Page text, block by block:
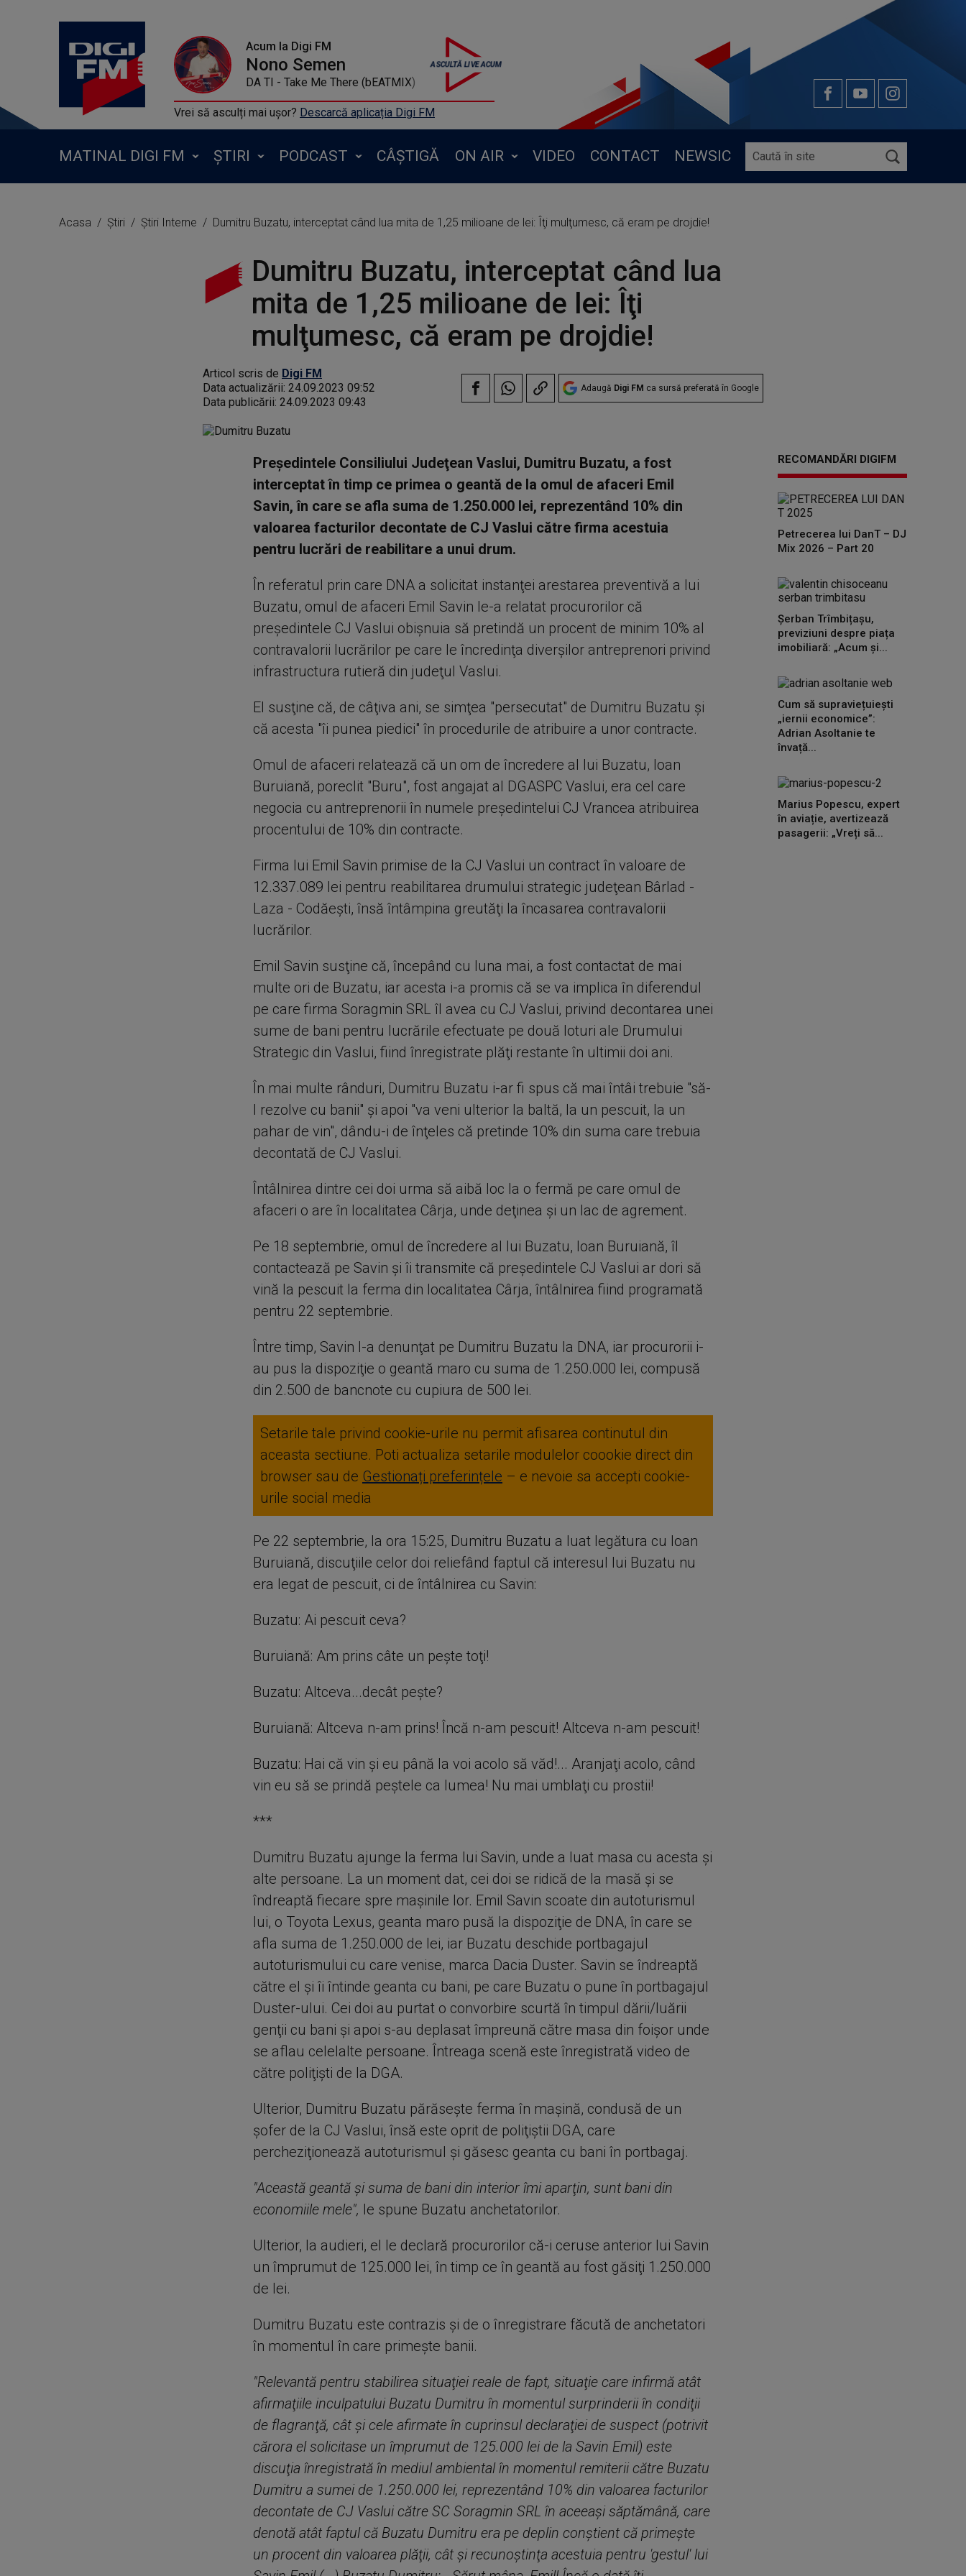
Acum la Digi FM
Nono Semen
DA TI - Take Me There (bEATMIX)
Vrei să asculți mai ușor? Descarcă aplicația Digi FM
MATINAL DIGI FM ȘTIRI PODCAST CÂȘTIGĂ ON AIR VIDEO CONTACT NEWSIC
Acasa Știri Știri Interne Dumitru Buzatu, interceptat când lua mita de 1,25 milioane de lei: Îţi mulţumesc, că eram pe drojdie!
Dumitru Buzatu, interceptat când lua
mita de 1,25 milioane de lei: Îţi
mulţumesc, că eram pe drojdie!
Articol scris de Digi FM
Data actualizării: 24.09.2023 09:52
Data publicării: 24.09.2023 09:43
Adaugă Digi FM ca sursă preferată în Google
Preşedintele Consiliului Judeţean Vaslui, Dumitru Buzatu, a fost
interceptat în timp ce primea o geantă de la omul de afaceri Emil
Savin, în care se afla suma de 1.250.000 lei, reprezentând 10% din
valoarea facturilor decontate de CJ Vaslui către firma acestuia
pentru lucrări de reabilitare a unui drum.
În referatul prin care DNA a solicitat instanţei arestarea preventivă a lui
Buzatu, omul de afaceri Emil Savin le-a relatat procurorilor că
preşedintele CJ Vaslui obişnuia să pretindă un procent de minim 10% al
contravalorii lucrărilor pe care le încredinţa diverşilor antreprenori privind
infrastructura rutieră din judeţul Vaslui.
El susţine că, de câţiva ani, se simţea "persecutat" de Dumitru Buzatu şi
că acesta "îi punea piedici" în procedurile de atribuire a unor contracte.
Omul de afaceri relatează că un om de încredere al lui Buzatu, Ioan
Buruiană, poreclit "Buru", fost angajat al DGASPC Vaslui, era cel care
negocia cu antreprenorii în numele preşedintelui CJ Vrancea atribuirea
procentului de 10% din contracte.
Firma lui Emil Savin primise de la CJ Vaslui un contract în valoare de
12.337.089 lei pentru reabilitarea drumului strategic judeţean Bârlad -
Laza - Codăeşti, însă întâmpina greutăţi la încasarea contravalorii
lucrărilor.
Emil Savin susţine că, începând cu luna mai, a fost contactat de mai
multe ori de Buzatu, iar acesta i-a promis că se va implica în diferendul
pe care firma Soragmin SRL îl avea cu CJ Vaslui, privind decontarea unei
sume de bani pentru lucrările efectuate pe două loturi ale Drumului
Strategic din Vaslui, fiind înregistrate plăţi restante în ultimii doi ani.
În mai multe rânduri, Dumitru Buzatu i-ar fi spus că mai întâi trebuie "să-
l rezolve cu banii" şi apoi "va veni ulterior la baltă, la un pescuit, la un
pahar de vin", dându-i de înţeles că pretinde 10% din suma care trebuia
decontată de CJ Vaslui.
Întâlnirea dintre cei doi urma să aibă loc la o fermă pe care omul de
afaceri o are în localitatea Cârja, unde deţinea şi un lac de agrement.
Pe 18 septembrie, omul de încredere al lui Buzatu, Ioan Buruiană, îl
contactează pe Savin şi îi transmite că preşedintele CJ Vaslui ar dori să
vină la pescuit la ferma din localitatea Cârja, întâlnirea fiind programată
pentru 22 septembrie.
Între timp, Savin l-a denunţat pe Dumitru Buzatu la DNA, iar procurorii i-
au pus la dispoziţie o geantă maro cu suma de 1.250.000 lei, compusă
din 2.500 de bancnote cu cupiura de 500 lei.
Setarile tale privind cookie-urile nu permit afisarea continutul din
aceasta sectiune. Poti actualiza setarile modulelor coookie direct din
browser sau de Gestionați preferințele – e nevoie sa accepti cookie-
urile social media
Pe 22 septembrie, la ora 15:25, Dumitru Buzatu a luat legătura cu Ioan
Buruiană, discuţiile celor doi reliefând faptul că interesul lui Buzatu nu
era legat de pescuit, ci de întâlnirea cu Savin:
Buzatu: Ai pescuit ceva?
Buruiană: Am prins câte un peşte toţi!
Buzatu: Altceva...decât peşte?
Buruiană: Altceva n-am prins! Încă n-am pescuit! Altceva n-am pescuit!
Buzatu: Hai că vin şi eu până la voi acolo să văd!... Aranjaţi acolo, când
vin eu să se prindă peştele ca lumea! Nu mai umblaţi cu prostii!
***
Dumitru Buzatu ajunge la ferma lui Savin, unde a luat masa cu acesta şi
alte persoane. La un moment dat, cei doi se ridică de la masă şi se
îndreaptă fiecare spre maşinile lor. Emil Savin scoate din autoturismul
lui, o Toyota Lexus, geanta maro pusă la dispoziţie de DNA, în care se
afla suma de 1.250.000 de lei, iar Buzatu deschide portbagajul
autoturismului cu care venise, marca Dacia Duster. Savin se îndreaptă
către el şi îi întinde geanta cu bani, pe care Buzatu o pune în portbagajul
Duster-ului. Cei doi au purtat o convorbire scurtă în timpul dării/luării
genţii cu bani şi apoi s-au deplasat împreună către masa din foişor unde
se aflau celelalte persoane. Întreaga scenă este înregistrată video de
către poliţişti de la DGA.
Ulterior, Dumitru Buzatu părăseşte ferma în mașină, condusă de un
şofer de la CJ Vaslui, însă este oprit de poliţiştii DGA, care
percheziţionează autoturismul şi găsesc geanta cu bani în portbagaj.
"Această geantă şi suma de bani din interior îmi aparţin, sunt bani din
economiile mele", le spune Buzatu anchetatorilor.
Ulterior, la audieri, el le declară procurorilor că-i ceruse anterior lui Savin
un împrumut de 125.000 lei, în timp ce în geantă au fost găsiţi 1.250.000
de lei.
Dumitru Buzatu este contrazis şi de o înregistrare făcută de anchetatori
în momentul în care primeşte banii.
"Relevantă pentru stabilirea situaţiei reale de fapt, situaţie care infirmă atât
afirmaţiile inculpatului Buzatu Dumitru în momentul surprinderii în condiţii
de flagranţă, cât şi cele afirmate în cuprinsul declaraţiei de suspect (potrivit
cărora el solicitase un împrumut de 125.000 lei de la Savin Emil) este
discuţia înregistrată în mediul ambiental în momentul remiterii către Buzatu
Dumitru a sumei de 1.250.000 lei, reprezentând 10% din valoarea facturilor
decontate de CJ Vaslui către SC Soragmin SRL în aceeaşi săptămână, care
denotă atât faptul că Buzatu Dumitru era pe deplin conştient că primeşte
un procent din valoarea plăţii, cât şi recunoştinţa acestuia pentru 'gestul' lui
RECOMANDĂRI DIGIFM
Petrecerea lui DanT – DJ
Mix 2026 – Part 20
Șerban Trîmbițașu,
previziuni despre piața
imobiliară: „Acum și...
Cum să supraviețuiești
„iernii economice”:
Adrian Asoltanie te
învață...
Marius Popescu, expert
în aviație, avertizează
pasagerii: „Vreți să...